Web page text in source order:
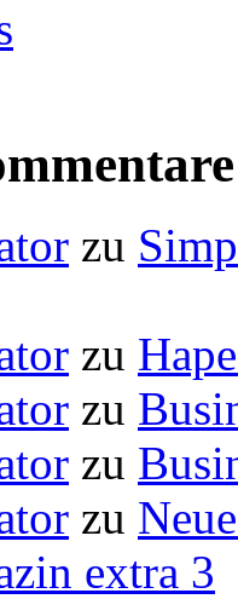
zu
zu
zu
zu
zu
extra 3